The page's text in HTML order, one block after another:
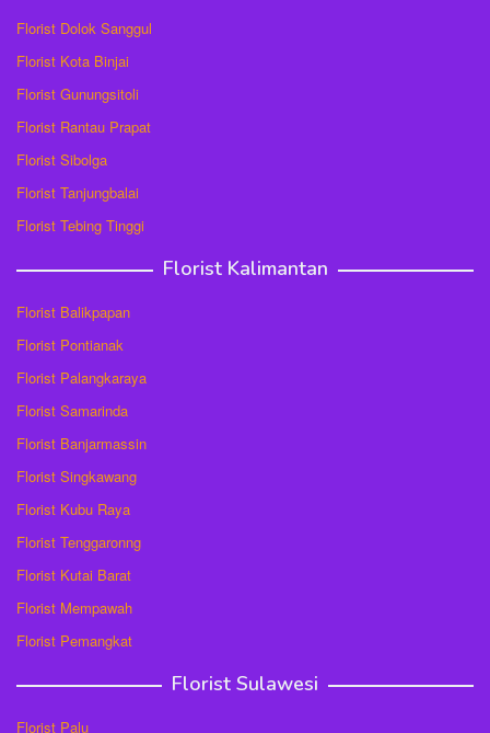
Florist Dolok Sanggul
Florist Kota Binjai
Florist Gunungsitoli
Florist Rantau Prapat
Florist Sibolga
Florist Tanjungbalai
Florist Tebing Tinggi
Florist Kalimantan
Florist Balikpapan
Florist Pontianak
Florist Palangkaraya
Florist Samarinda
Florist Banjarmassin
Florist Singkawang
Florist Kubu Raya
Florist Tenggaronng
Florist Kutai Barat
Florist Mempawah
Florist Pemangkat
Florist Sulawesi
Florist Palu